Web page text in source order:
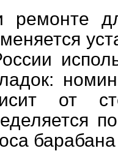
ремонте
от